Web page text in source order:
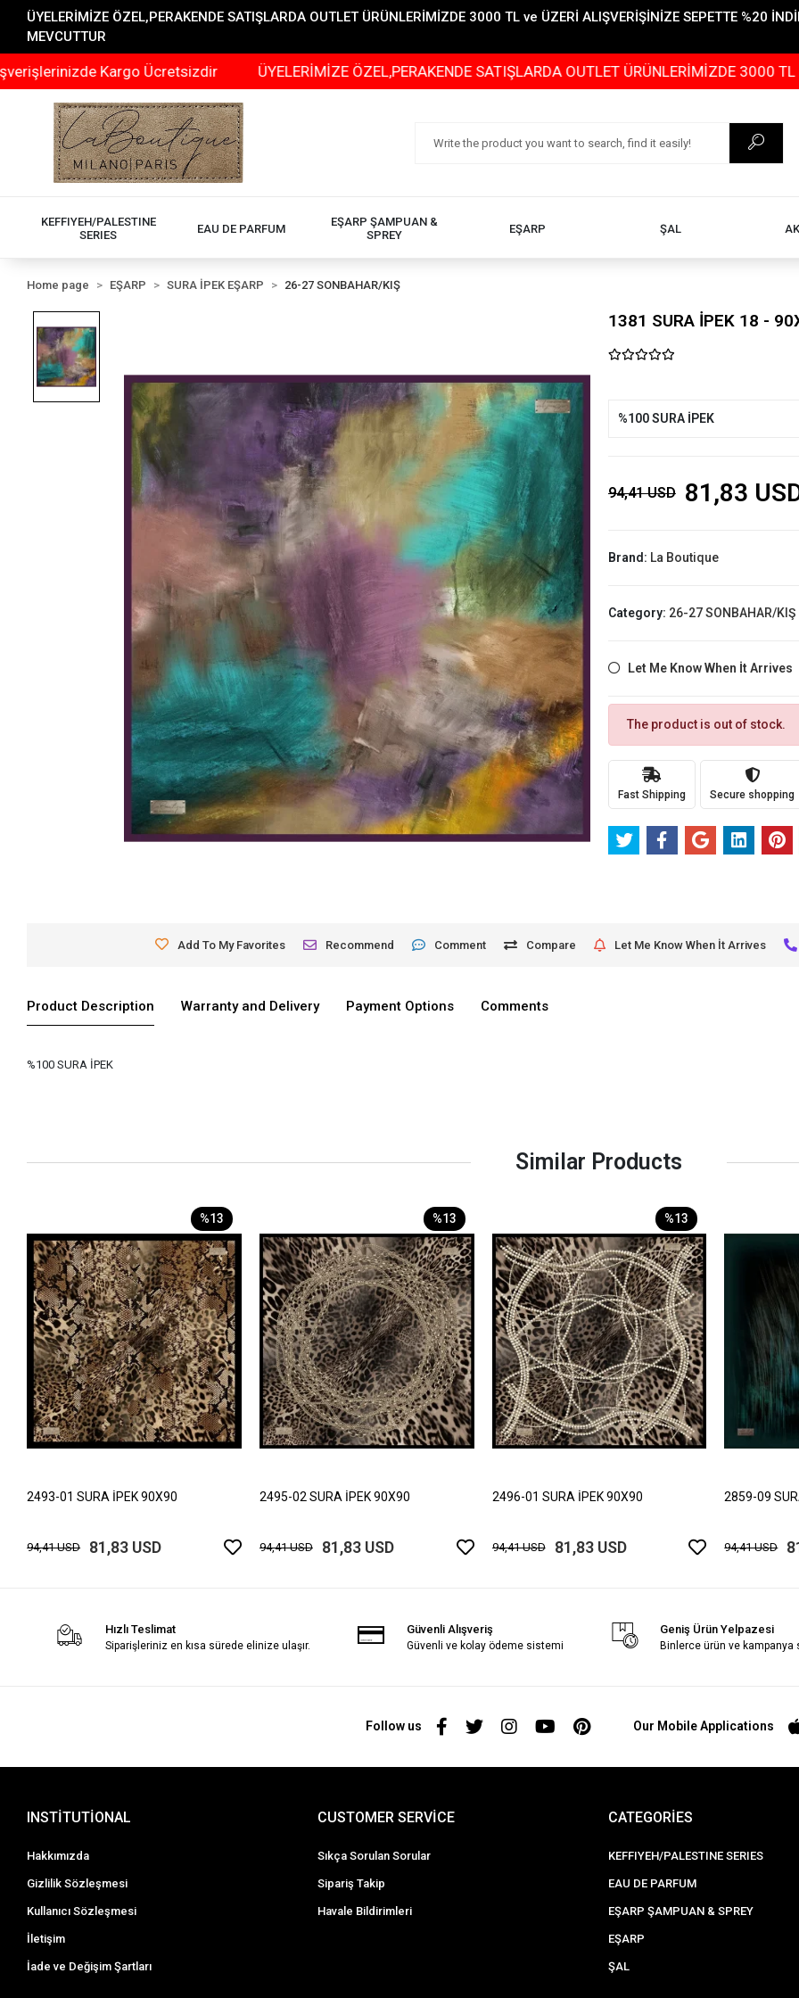
ÜYELERİMİZE ÖZEL,PERAKENDE SATIŞLARDA OUTLET ÜRÜNLERİMİZDE 3000 TL ve ÜZERİ ALIŞVERİŞİNİZE SEPETTE %20
MEVCUTTUR
Kargo Ücretsizdir ÜYELERİMİZE ÖZEL,PERAKENDE SATIŞLARDA OUTLET ÜRÜNLERİMİZDE 3000 TL ve
KEFFIYEH/PALESTINE
SERIES
EAU DE PARFUM
EŞARP ŞAMPUAN &
SPREY
EŞARP ŞAL
Home page EŞARP SURA İPEK EŞARP 26-27 SONBAHAR/KIŞ
1381 SURA İPEK 18 -
%100 SURA İPEK
94,41 USD 81,83
Brand: La Boutique
Category: 26-27 SONBAHAR/KIŞ
Let Me Know When İt Arrives
The product is out of stock.
Fast Shipping Secure shopping
Add To My Favorites Recommend Comment Compare Let Me Know When İt Arrives
Product Description Warranty and Delivery Payment Options Comments
%100 SURA İPEK
Similar Products
%13
2493-01 SURA İPEK 90X90
94,41 USD 81,83 USD
%13
2495-02 SURA İPEK 90X90
94,41 USD 81,83 USD
%13
2496-01 SURA İPEK 90X90
94,41 USD 81,83 USD
2859-09
94,41 USD
Hızlı Teslimat
Siparişleriniz en kısa sürede elinize ulaşır.
Güvenli Alışveriş
Güvenli ve kolay ödeme sistemi
Geniş Ürün Yelpazesi
Binlerce ürün ve kampanya
Follow us Our Mobile Applications
INSTİTUTİONAL
Hakkımızda
Gizlilik Sözleşmesi
Kullanıcı Sözleşmesi
İletişim
İade ve Değişim Şartları
CUSTOMER SERVİCE
Sıkça Sorulan Sorular
Sipariş Takip
Havale Bildirimleri
CATEGORİES
KEFFIYEH/PALESTINE SERIES
EAU DE PARFUM
EŞARP ŞAMPUAN & SPREY
EŞARP
ŞAL